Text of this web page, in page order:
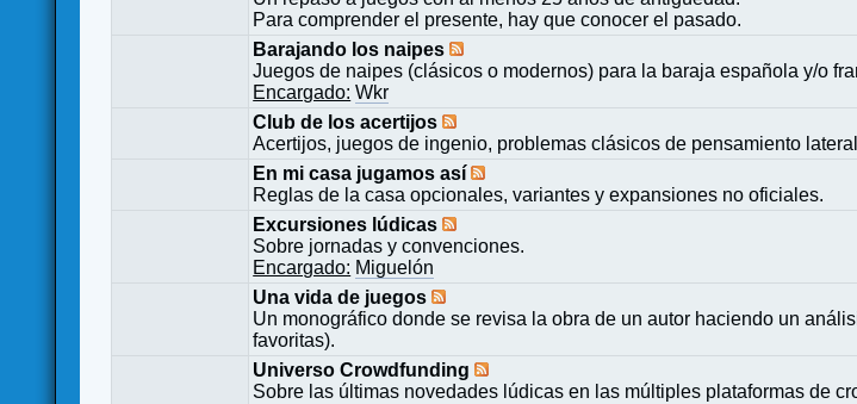
Para comprender el presente, hay que conocer el pasado.
Barajando los naipes
Juegos de naipes (clásicos o modernos) para la baraja española y/o
Encargado: Wkr
Club de los acertijos
Acertijos, juegos de ingenio, problemas clásicos de pensamiento
En mi casa jugamos así
Reglas de la casa opcionales, variantes y expansiones no oficiales.
Excursiones lúdicas
Sobre jornadas y convenciones.
Encargado: Miguelón
Una vida de juegos
Un monográfico donde se revisa la obra de un autor haciendo un
favoritas).
Universo Crowdfunding
Sobre las últimas novedades lúdicas en las múltiples plataformas de